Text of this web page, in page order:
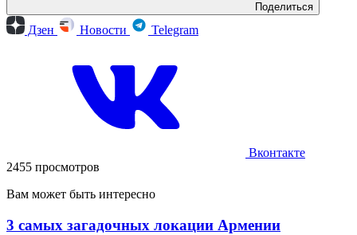
Поделиться
Дзен Новости Telegram
Вконтакте
2455 просмотров
Вам может быть интересно
3 самых загадочных локации Армении